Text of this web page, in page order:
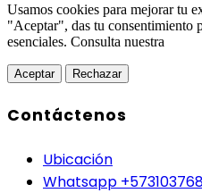
Usamos cookies para mejorar tu
"Aceptar", das tu consentimiento
esenciales. Consulta nuestra
Aceptar Rechazar
Contáctenos
Ubicación
Whatsapp